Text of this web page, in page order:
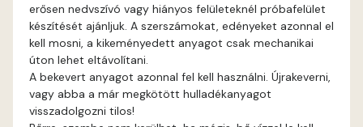
Gecco-green C
Gecco-green D
Gold-yellow B
erősen nedvszívó vagy hiányos felületeknél próbafelület
készítését ajánljuk. A szerszámokat, edényeket azonnal el
kell mosni, a kikeményedett anyagot csak mechanikai
úton lehet eltávolítani.
A bekevert anyagot azonnal fel kell használni. Újrakeverni,
vagy abba a már megkötött hulladékanyagot
visszadolgozni tilos!